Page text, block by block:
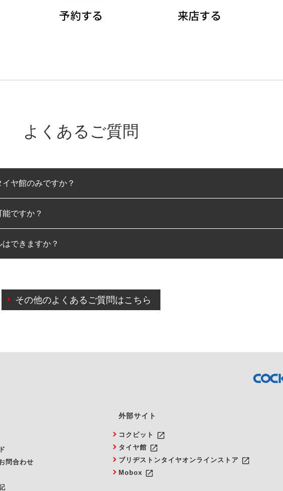
よくあるご質問
ヤ館のみですか？
ます。
ですか？
。できますか？
予約のキャンセルをご希望の際は、直接ご予約いただいた店舗へご連絡くださ
その他のよくあるご質問はこちら
問合わせ
外部サイト
コクピット launch
タイヤ館 launch
ブリヂストンタイヤオンラインストア launch
Mobox launch